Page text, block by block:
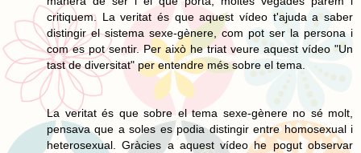
critiquem. La veritat és que aquest vídeo t'ajuda a saber
distingir el sistema sexe-gènere, com pot ser la persona i
com es pot sentir. Per això he triat veure aquest vídeo "Un
tast de diversitat" per entendre més sobre el tema.
La veritat és que sobre el tema sexe-gènere no sé molt,
pensava que a soles es podia distingir entre homosexual i
heterosexual. Gràcies a aquest vídeo he pogut observar